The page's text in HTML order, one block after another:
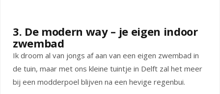
3. De modern way – je eigen indoor
zwembad
Ik droom al van jongs af aan van een eigen zwembad in
de tuin, maar met ons kleine tuintje in Delft zal het meer
bij een modderpoel blijven na een hevige regenbui.